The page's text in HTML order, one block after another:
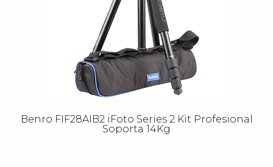
Benro FIF28AIB2 iFoto Series 2 Kit Profesional
Soporta 14Kg